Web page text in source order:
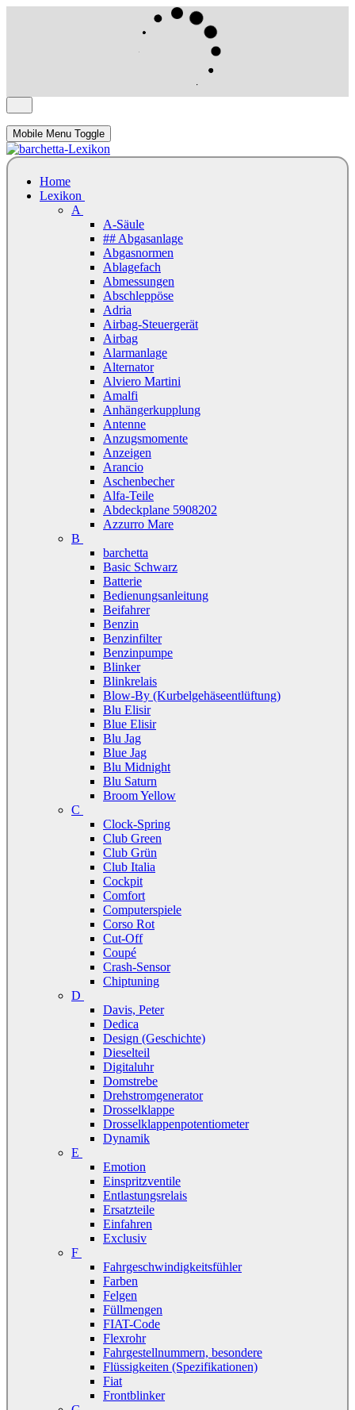
Mobile Menu Toggle
Home
Lexikon
A
A-Säule
## Abgasanlage
Abgasnormen
Ablagefach
Abmessungen
Abschleppöse
Adria
Airbag-Steuergerät
Airbag
Alarmanlage
Alternator
Alviero Martini
Amalfi
Anhängerkupplung
Antenne
Anzugsmomente
Anzeigen
Arancio
Aschenbecher
Alfa-Teile
Abdeckplane 5908202
Azzurro Mare
B
barchetta
Basic Schwarz
Batterie
Bedienungsanleitung
Beifahrer
Benzin
Benzinfilter
Benzinpumpe
Blinker
Blinkrelais
Blow-By (Kurbelgehäseentlüftung)
Blu Elisir
Blue Elisir
Blu Jag
Blue Jag
Blu Midnight
Blu Saturn
Broom Yellow
C
Clock-Spring
Club Green
Club Grün
Club Italia
Cockpit
Comfort
Computerspiele
Corso Rot
Cut-Off
Coupé
Crash-Sensor
Chiptuning
D
Davis, Peter
Dedica
Design (Geschichte)
Dieselteil
Digitaluhr
Domstrebe
Drehstromgenerator
Drosselklappe
Drosselklappenpotentiometer
Dynamik
E
Emotion
Einspritzventile
Entlastungsrelais
Ersatzteile
Einfahren
Exclusiv
F
Fahrgeschwindigkeitsfühler
Farben
Felgen
Füllmengen
FIAT-Code
Flexrohr
Fahrgestellnummern, besondere
Flüssigkeiten (Spezifikationen)
Fiat
Frontblinker